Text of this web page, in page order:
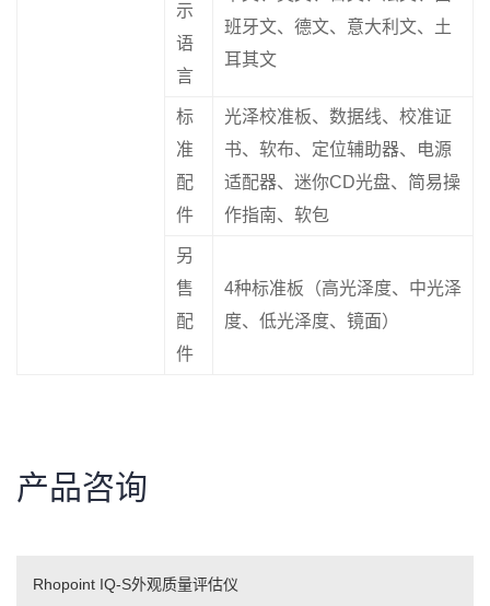
示
语
言
班牙文、德文、意大利文、土
耳其文
标
准
配
件
光泽校准板、数据线、校准证
书、软布、定位辅助器、电源
适配器、迷你CD光盘、简易操
作指南、软包
另
售
配
件
4种标准板（高光泽度、中光泽
度、低光泽度、镜面）
产品咨询